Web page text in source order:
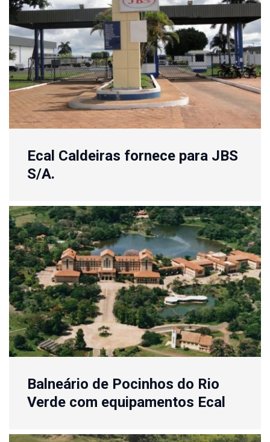
Ecal Caldeiras fornece para JBS
S/A.
Balneário de Pocinhos do Rio
Verde com equipamentos Ecal